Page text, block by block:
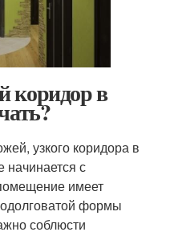
коридор в
узкого коридора в
начинается с
имеет
формы
соблюсти